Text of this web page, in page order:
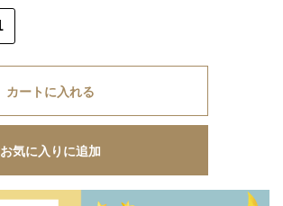
カートに入れる
お気に入りに追加